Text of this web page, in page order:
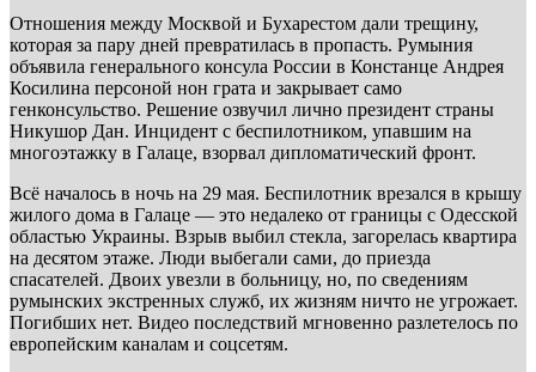
Отношения между Москвой и Бухарестом дали трещину,
которая за пару дней превратилась в пропасть. Румыния
объявила генерального консула России в Констанце Андрея
Косилина персоной нон грата и закрывает само
генконсульство. Решение озвучил лично президент страны
Никушор Дан. Инцидент с беспилотником, упавшим на
многоэтажку в Галаце, взорвал дипломатический фронт.
Всё началось в ночь на 29 мая. Беспилотник врезался в крышу
жилого дома в Галаце — это недалеко от границы с Одесской
областью Украины. Взрыв выбил стекла, загорелась квартира
на десятом этаже. Люди выбегали сами, до приезда
спасателей. Двоих увезли в больницу, но, по сведениям
румынских экстренных служб, их жизням ничто не угрожает.
Погибших нет. Видео последствий мгновенно разлетелось по
европейским каналам и соцсетям.